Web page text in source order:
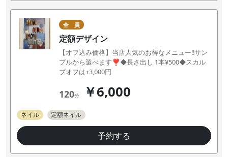
全 員
定額デザイン
【オフ込み価格】当店人気のお得なメニュー!!サン
プルから選べます❣◆長さ出し 1本¥500◆スカル
プオフは+3,000円
120分 ￥6,000
ネイル 定額ネイル
予約する